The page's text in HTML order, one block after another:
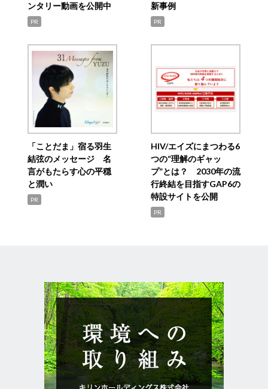
ンタリー動画を公開中
PR
新事例
PR
「ことだま」宿る羽生
結弦のメッセージ 名
言がもたらす心の平穏
と潤い
PR
HIV/エイズにまつわる6
つの“理解のギャッ
プ”とは？ 2030年の流
行終結を目指すGAP6の
特設サイトを公開
PR